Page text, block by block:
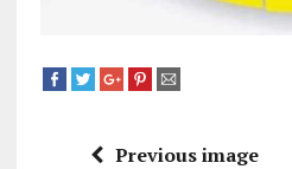
Previous image